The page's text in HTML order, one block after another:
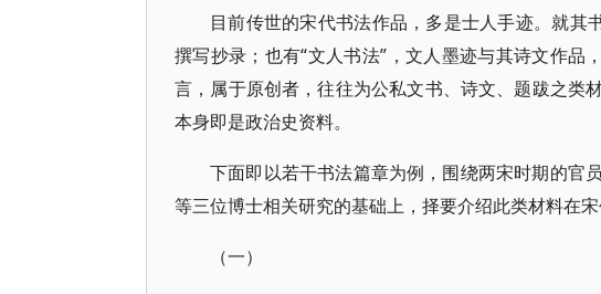
目前传世的宋代书法作品，多是士人手迹。就其
撰写抄录；也有“文人书法”，文人墨迹与其诗文作品
言，属于原创者，往往为公私文书、诗文、题跋之类
本身即是政治史资料。
下面即以若干书法篇章为例，围绕两宋时期的官
等三位博士相关研究的基础上，择要介绍此类材料在宋
（一）